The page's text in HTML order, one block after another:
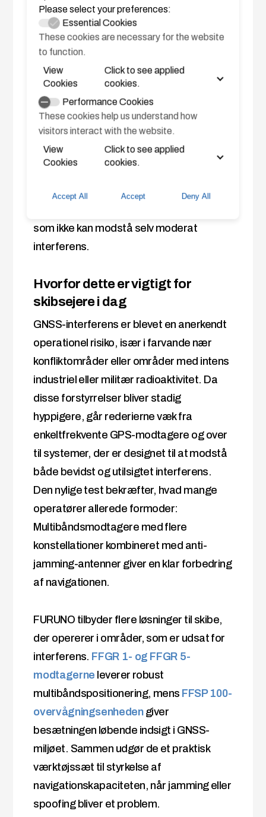
stabil
positionering,
understøttet af
dækning af flere
konstellationer.
Testdataene viser, at
multibåndsmodtagere med flere
opfører sig fundamentalt anderledes end
som ikke kan modstå selv moderat
interferens.
Hvorfor dette er vigtigt for
skibsejere i dag
GNSS-interferens er blevet en anerkendt
operationel risiko, især i farvande nær
konfliktområder eller områder med intens
industriel eller militær radioaktivitet. Da
disse forstyrrelser bliver stadig
hyppigere, går rederierne væk fra
enkeltfrekvente GPS-modtagere og over
til systemer, der er designet til at modstå
både bevidst og utilsigtet interferens.
Den nylige test bekræfter, hvad mange
operatører allerede formoder:
Multibåndsmodtagere med flere
konstellationer kombineret med anti-
jamming-antenner giver en klar forbedring
af navigationen.
FURUNO tilbyder flere løsninger til skibe,
der opererer i områder, som er udsat for
interferens. FFGR 1- og FFGR 5-
modtagerne leverer robust
multibåndspositionering, mens FFSP 100-
overvågningsenhedengiver
besætningen løbende indsigt i GNSS-
miljøet. Sammen udgør de et praktisk
værktøjssæt til styrkelse af
navigationskapaciteten, når jamming eller
spoofing bliver et problem.
Please select your preferences:
Essential Cookies
These cookies are necessary for the website
to function.
View
Cookies
Click to see applied
cookies.
Performance Cookies
These cookies help us understand how
visitors interact with the website.
View
Cookies
Click to see applied
cookies.
Accept All Accept Deny All